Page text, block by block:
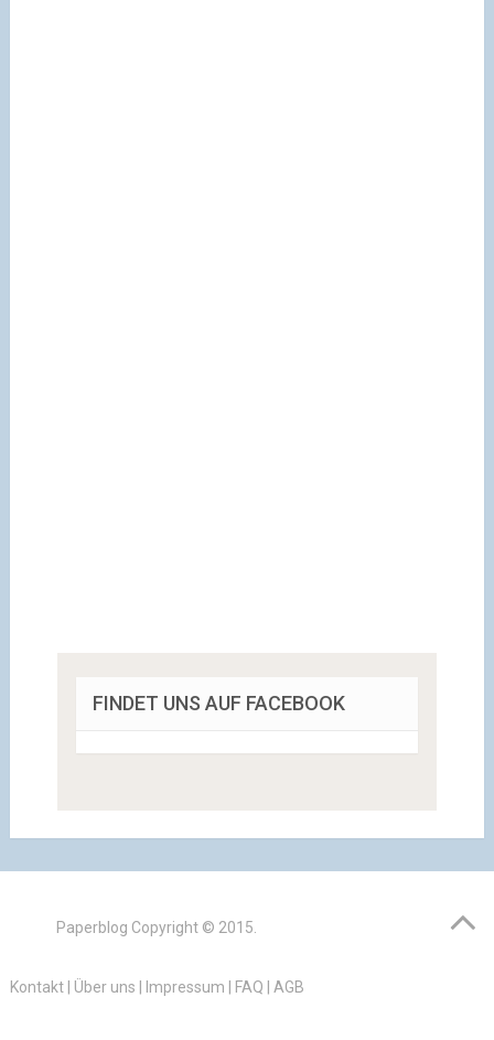
FINDET UNS AUF FACEBOOK
Paperblog Copyright © 2015.
Kontakt| Über uns Impressum FAQ AGB